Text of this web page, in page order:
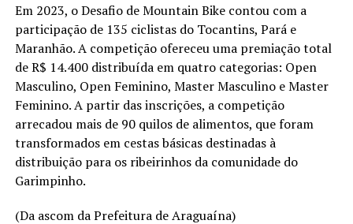
Em 2023, o Desafio de Mountain Bike contou com a
participação de 135 ciclistas do Tocantins, Pará e
Maranhão. A competição ofereceu uma premiação total
de R$ 14.400 distribuída em quatro categorias: Open
Masculino, Open Feminino, Master Masculino e Master
Feminino. A partir das inscrições, a competição
arrecadou mais de 90 quilos de alimentos, que foram
transformados em cestas básicas destinadas à
distribuição para os ribeirinhos da comunidade do
Garimpinho.
(Da ascom da Prefeitura de Araguaína)